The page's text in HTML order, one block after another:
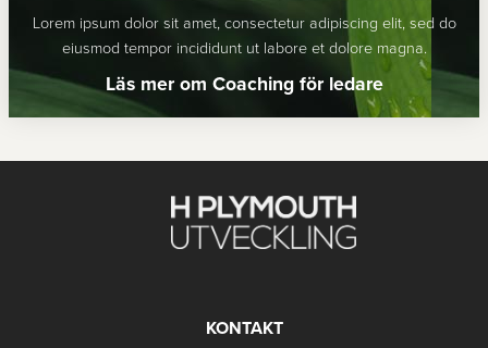
Lorem ipsum dolor sit amet, consectetur adipiscing elit, sed do
eiusmod tempor incididunt ut labore et dolore magna.
Läs mer om Coaching för ledare
KONTAKT